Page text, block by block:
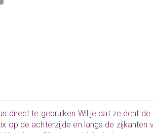
direct te gebruiken Wil je dat ze écht
op de achterzijde en langs de